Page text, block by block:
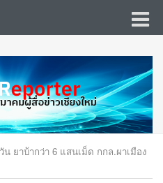
น ยาบ้ากว่า 6 แสนเม็ด กกล.ผาเมือง